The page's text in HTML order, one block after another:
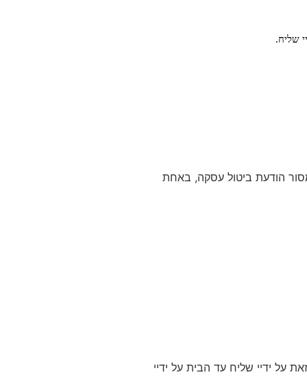
שליח.
לתקנון האתר ו/או לחוק הגנת הצרכן תשמ"א- 1981, הנך רשאי/ת למסור הודעת ביטול עסקה, באחת
בעתיד לפי עלויות השילוח לעסק עצמו . זמן משלוח הינו עד 7 ימיי עסקים וזאת על ידיי שליח עד הבית על ידיי